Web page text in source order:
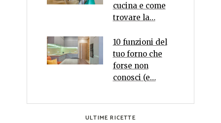
cucina e come
trovare la…
10 funzioni del
tuo forno che
forse non
conosci (e…
ULTIME RICETTE